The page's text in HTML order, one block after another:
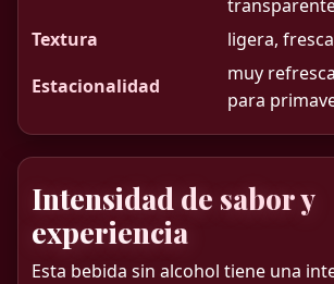
Textura
ligera,
Estacionalidad
muy
para
Intensidad de sabor y
experiencia
Esta bebida sin alcohol tiene una